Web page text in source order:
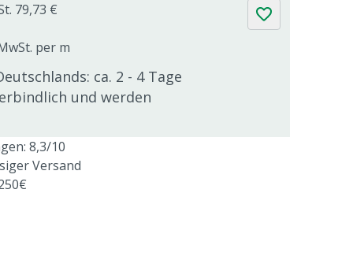
79,73 €
per m
ca. 2 - 4 Tage
und werden
8,3/10
Versand